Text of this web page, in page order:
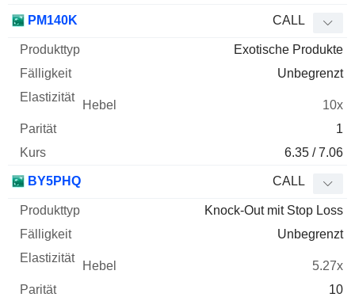
PM140K CALL
Exotische Produkte
Unbegrenzt
10x
1
6.35 / 7.06
BY5PHQ CALL
Knock-Out mit Stop Loss
Unbegrenzt
5.27x
10